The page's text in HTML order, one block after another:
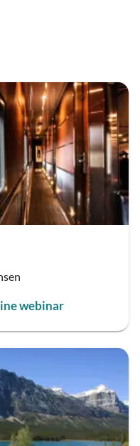
webinar